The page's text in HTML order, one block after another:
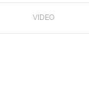
VIDEO